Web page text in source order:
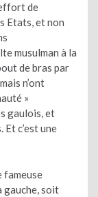
de
Etats, et non
musulman à la
de bras par
n’ont
»
gaulois, et
c’est une
fameuse
gauche, soit